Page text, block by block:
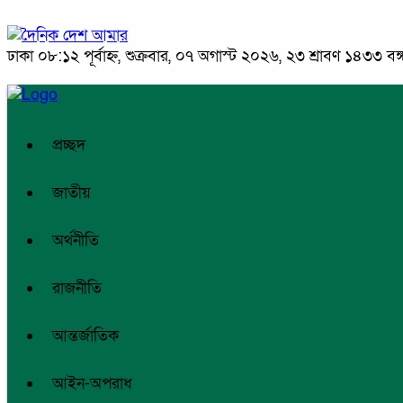
ঢাকা ০৮:১২ পূর্বাহ্ন, শুক্রবার, ০৭ অগাস্ট ২০২৬, ২৩ শ্রাবণ ১৪৩৩
প্রচ্ছদ
জাতীয়
অর্থনীতি
রাজনীতি
আন্তর্জাতিক
আইন-অপরাধ